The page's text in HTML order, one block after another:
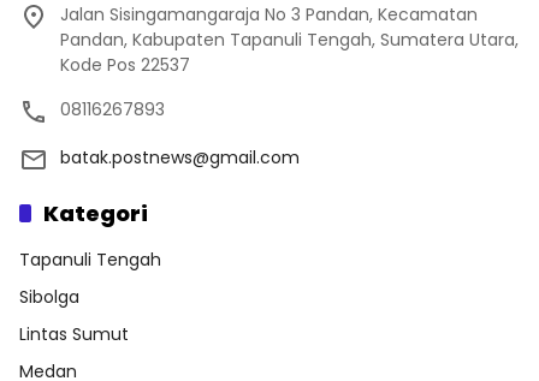
Jalan Sisingamangaraja No 3 Pandan, Kecamatan
Pandan, Kabupaten Tapanuli Tengah, Sumatera Utara,
Kode Pos 22537
08116267893
batak.postnews@gmail.com
Kategori
Tapanuli Tengah
Sibolga
Lintas Sumut
Medan